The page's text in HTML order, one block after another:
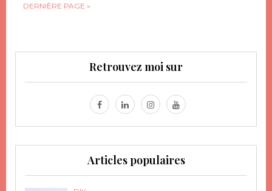
DERNIÈRE PAGE »
Retrouvez moi sur
Articles populaires